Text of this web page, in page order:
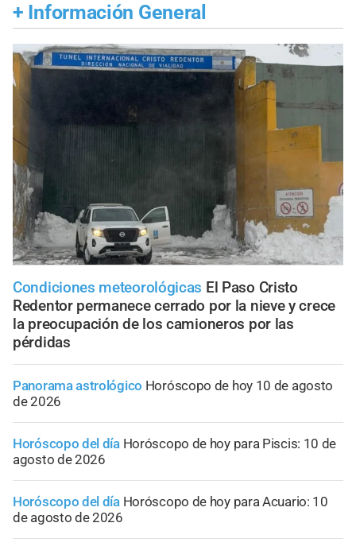
+ Información General
Condiciones meteorológicas El Paso Cristo
Redentor permanece cerrado por la nieve y crece
la preocupación de los camioneros por las
pérdidas
Panorama astrológico Horóscopo de hoy 10 de agosto
de 2026
Horóscopo del día Horóscopo de hoy para Piscis: 10 de
agosto de 2026
Horóscopo del día Horóscopo de hoy para Acuario: 10
de agosto de 2026